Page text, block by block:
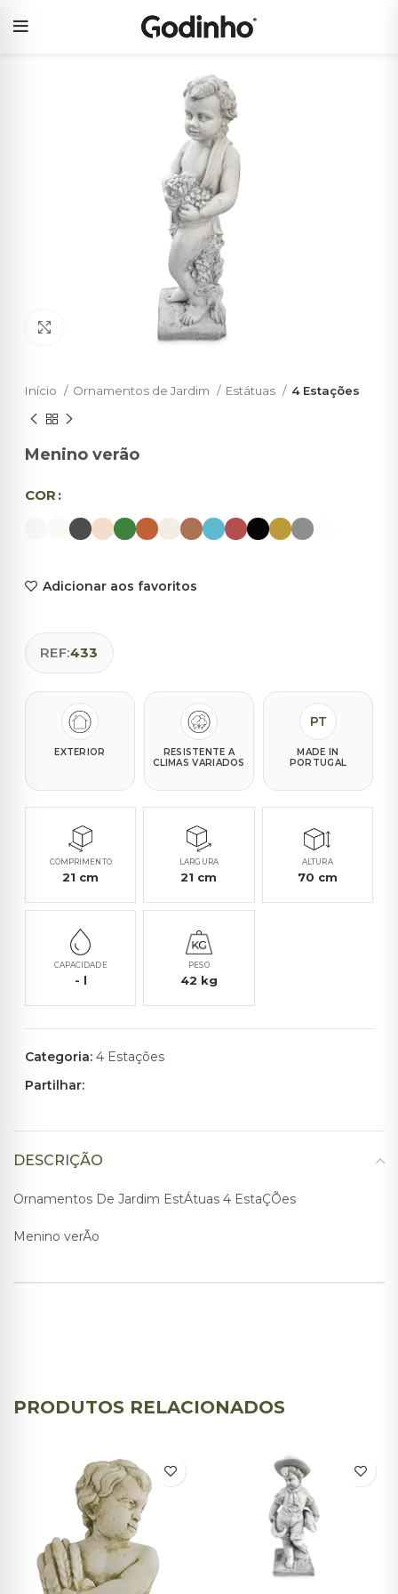
Click to enlarge
Início Ornamentos de Jardim Estátuas 4 Estações
Menino verão
COR
Adicionar aos favoritos
REF:433
EXTERIOR
RESISTENTE A
CLIMAS VARIADOS
PT
MADE IN
PORTUGAL
COMPRIMENTO
21 cm
LARGURA
21 cm
ALTURA
70 cm
CAPACIDADE
- l
PESO
42 kg
Categoria: 4 Estações
Partilhar:
DESCRIÇÃO
Ornamentos De Jardim EstÁtuas 4 EstaÇÕes
Menino verÃo
PRODUTOS RELACIONADOS